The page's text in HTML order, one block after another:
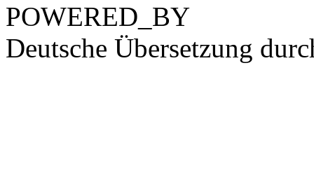
POWERED_BY
Deutsche Übersetzung